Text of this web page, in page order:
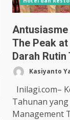
Antusiasme
The Peak
Darah
Kasiyanto
Inilagi.com–
Tahunan
Management